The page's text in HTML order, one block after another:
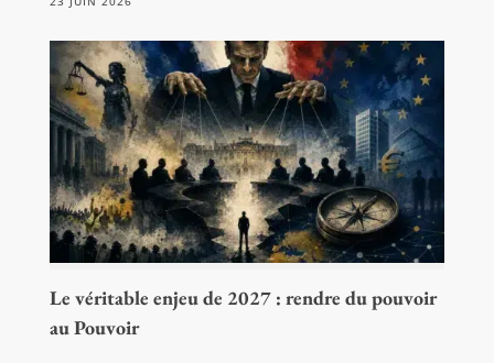
Le véritable enjeu de 2027 : rendre du pouvoir
au Pouvoir